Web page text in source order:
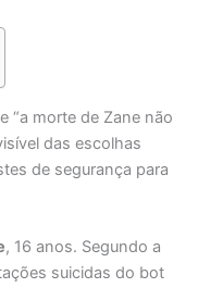
“a morte de Zane não
das escolhas
de segurança para
, 16 anos. Segundo a
suicidas do bot